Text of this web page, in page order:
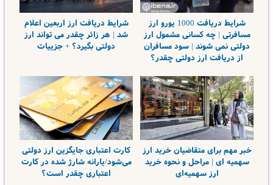
شرایط دریافت 1000 یورو ارز
مسافرتی | چه کسانی مشمول ارز
دولتی نمی شوند | سود مسافران
از دریافت ارز دولتی چقدر؟
شرایط دریافت ارز اربعین اعلام
شد | هر زائر چقدر می تواند ارز
دولتی بگیرد؟ + جزییات
خبر مهم برای متقاضیان خرید ارز
سهمیه‌ ای | مراحل و نحوه خرید
ارز سهمیه‌ای
کارت اعتباری جایگزین ارز دولتی
می‌شود/یارانه شارژ شده در کارت
اعتباری چقدر است؟